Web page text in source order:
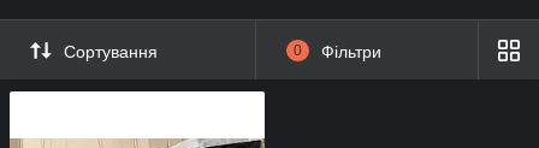
Сортування 0 Фільтри